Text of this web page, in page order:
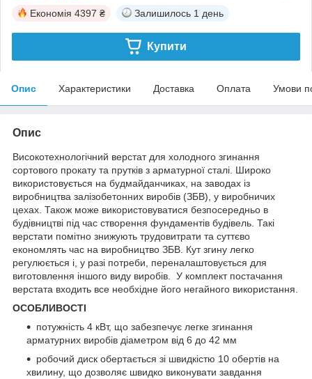
Економія 4397 ₴ Залишилось 1 день
Купити
Опис Характеристики Доставка Оплата Умови
Опис
Високотехнологічний верстат для холодного згинання
сортового прокату та прутків з арматурної сталі. Широко
використовується на будмайданчиках, на заводах із
виробництва залізобетонних виробів (ЗБВ), у виробничих
цехах. Також може використовуватися безпосередньо в
будівництві під час створення фундаментів будівель. Такі
верстати помітно знижують трудовитрати та суттєво
економлять час на виробництво ЗБВ. Кут згину легко
регулюється і, у разі потреби, переналаштовується для
виготовлення іншого виду виробів. У комплект постачання
верстата входить все необхідне його негайного використання.
ОСОБЛИВОСТІ
потужність 4 кВт, що забезпечує легке згинання
арматурних виробів діаметром від 6 до 42 мм
робочий диск обертається зі швидкістю 10 обертів на
хвилину, що дозволяє швидко виконувати завдання